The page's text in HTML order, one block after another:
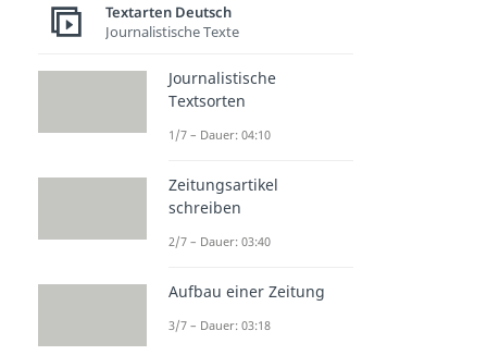
Textarten Deutsch
Journalistische Texte
Journalistische
Textsorten
1/7 – Dauer: 04:10
Zeitungsartikel
schreiben
2/7 – Dauer: 03:40
Aufbau einer Zeitung
3/7 – Dauer: 03:18